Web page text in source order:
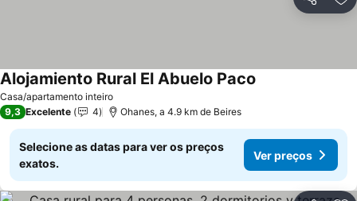
Partilhar
Casa/apartamento inteiro
Alojamiento Rural El Abuelo Paco
9,3 Excelente 4 Ohanes, a 4.9 km de Beires
Selecione as datas para ver os preços
exatos.
Ver preços